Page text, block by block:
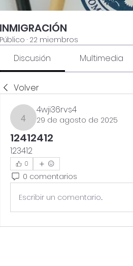
INMIGRACIÓN
Público · 22 miembros
Discusión Multimedia
Volver
4wji36rvs4
4wji36rvs4
29 de agosto de 2025
12412412
123412
0
0 comentarios
Escribir un comentario...